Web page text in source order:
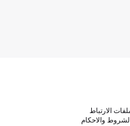
الارتباط
الشروط والاحكام